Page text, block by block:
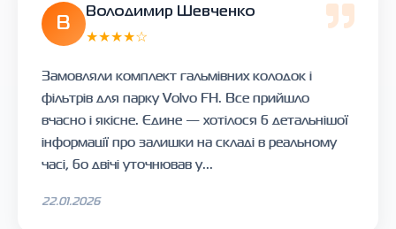
В
Володимир Шевченко
★★★★☆
Замовляли комплект гальмівних колодок і
фільтрів для парку Volvo FH. Все прийшло
вчасно і якісне. Єдине — хотілося б детальнішої
інформації про залишки на складі в реальному
часі, бо двічі уточнював у...
22.01.2026